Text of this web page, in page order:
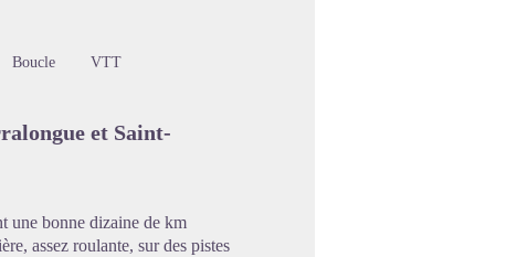
Boucle VTT
et Saint-
une bonne dizaine de km
assez roulante, sur des pistes